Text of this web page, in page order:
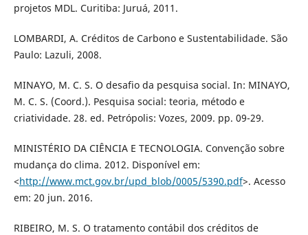
projetos MDL. Curitiba: Juruá, 2011.
LOMBARDI, A. Créditos de Carbono e Sustentabilidade. São
Paulo: Lazuli, 2008.
MINAYO, M. C. S. O desafio da pesquisa social. In: MINAYO,
M. C. S. (Coord.). Pesquisa social: teoria, método e
criatividade. 28. ed. Petrópolis: Vozes, 2009. pp. 09-29.
MINISTÉRIO DA CIÊNCIA E TECNOLOGIA. Convenção sobre
mudança do clima. 2012. Disponível em:
<http://www.mct.gov.br/upd_blob/0005/5390.pdf>. Acesso
em: 20 jun. 2016.
RIBEIRO, M. S. O tratamento contábil dos créditos de